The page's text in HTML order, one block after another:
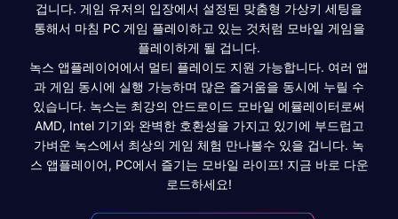
겁니다. 게임 유저의 입장에서 설정된 맞춤형 가상키 세팅을
통해서 마침 PC 게임 플레이하고 있는 것처럼 모바일 게임을
플레이하게 될 겁니다.
녹스 앱플레이어에서 멀티 플레이도 지원 가능합니다. 여러 앱
과 게임 동시에 실행 가능하며 많은 즐거움을 동시에 누릴 수
있습니다. 녹스는 최강의 안드로이드 모바일 에뮬레이터로써
AMD, Intel 기기와 완벽한 호환성을 가지고 있기에 부드럽고
가벼운 녹스에서 최상의 게임 체험 만나볼수 있을 겁니다. 녹
스 앱플레이어, PC에서 즐기는 모바일 라이프! 지금 바로 다운
로드하세요!